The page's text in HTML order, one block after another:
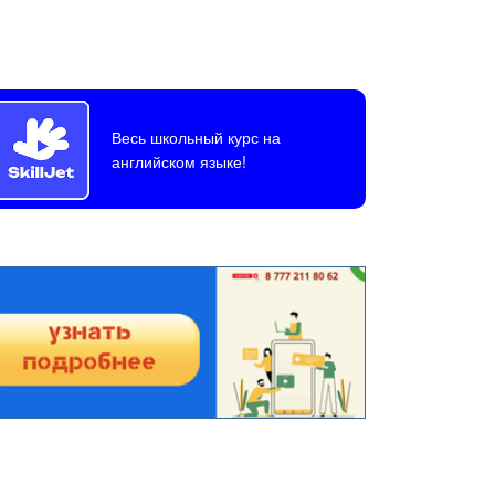
Весь школьный курс на
английском языке!